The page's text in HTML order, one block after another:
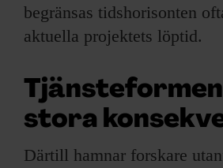
begränsas tidshorisonten
aktuella projektets löptid.
stora
Därtill hamnar forskare